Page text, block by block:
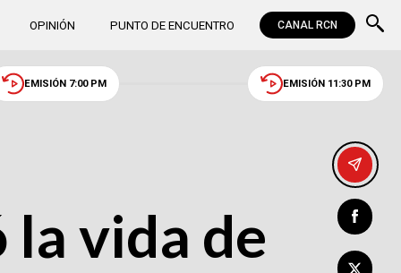
OPINIÓN PUNTO DE ENCUENTRO CANAL RCN
EMISIÓN 7:00 PM EMISIÓN 11:30 PM
la vida de